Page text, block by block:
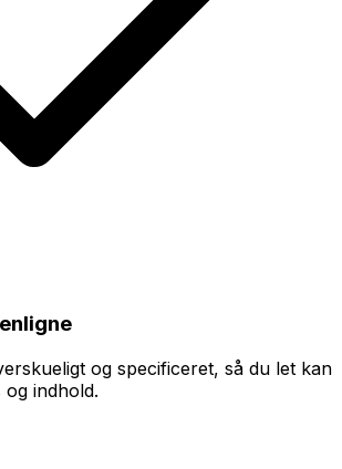
og specificeret, så du let kan
og indhold.